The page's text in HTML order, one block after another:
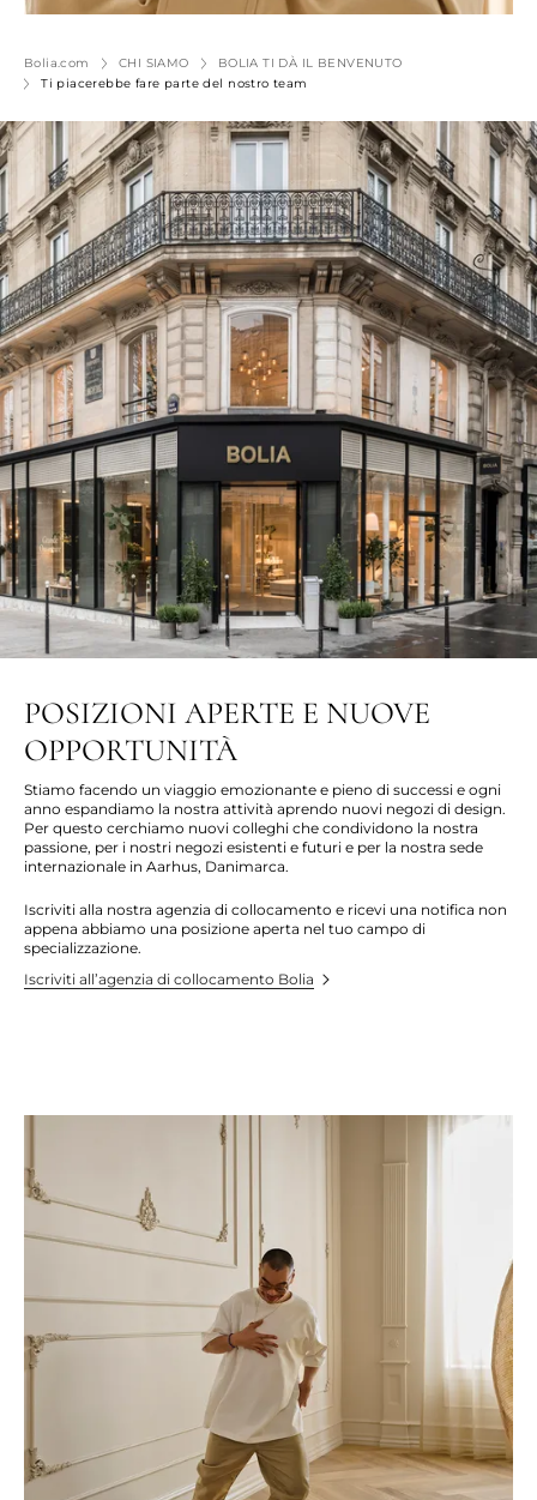
Bolia.com CHI SIAMO
BOLIA TI DÀ IL BENVENUTO
Ti piacerebbe fare parte del nostro team
POSIZIONI APERTE E NUOVE
OPPORTUNITÀ
Stiamo facendo un viaggio emozionante e pieno di successi e ogni
anno espandiamo la nostra attività aprendo nuovi negozi di design.
Per questo cerchiamo nuovi colleghi che condividono la nostra
passione, per i nostri negozi esistenti e futuri e per la nostra sede
internazionale in Aarhus, Danimarca.
Iscriviti alla nostra agenzia di collocamento e ricevi una notifica non
appena abbiamo una posizione aperta nel tuo campo di
specializzazione.
Iscriviti all’agenzia di collocamento Bolia